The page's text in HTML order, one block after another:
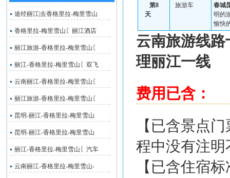
途经丽江|去香格里拉-梅里雪山
香格里拉-梅里雪山〖丽江酒店
丽江旅游-香格里拉-梅里雪山〖
丽江-香格里拉-梅里雪山〖双飞
云南丽江-香格里拉-梅里雪山〖
丽江旅游-香格里拉-梅里雪山〖
昆明-丽江-香格里拉-梅里雪山
昆明-丽江-香格里拉-梅里雪山
丽江-香格里拉-梅里雪山〖汽车
云南丽江-香格里拉-梅里雪山-
第8
天
旅游车 春城
明的
愉快
云南旅游线
理丽江一线
费用已含：
【已含景点
程中没有注
【已含住宿